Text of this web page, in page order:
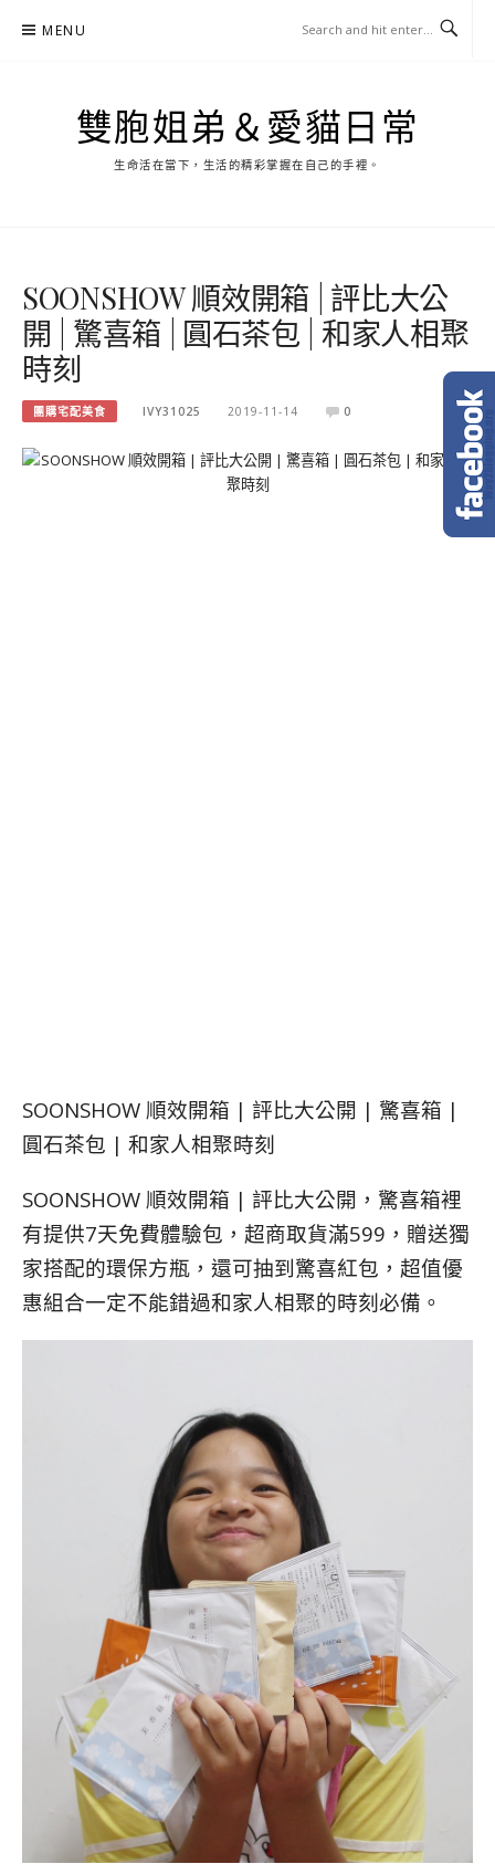
MENU
雙胞姐弟＆愛貓日常
生命活在當下，生活的精彩掌握在自己的手裡。
SOONSHOW 順效開箱 | 評比大公
開 | 驚喜箱 | 圓石茶包 | 和家人相聚
時刻
團購宅配美食 IVY31025 2019-11-14 0
SOONSHOW 順效開箱 | 評比大公開 | 驚喜箱 |
圓石茶包 | 和家人相聚時刻
SOONSHOW 順效開箱 | 評比大公開，驚喜箱裡
有提供7天免費體驗包，超商取貨滿599，贈送獨
家搭配的環保方瓶，還可抽到驚喜紅包，超值優
惠組合一定不能錯過和家人相聚的時刻必備。